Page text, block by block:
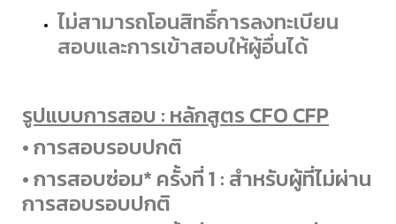
ไม่สามารถโอนสิทธิ์การลงทะเบียน
สอบและการเข้าสอบให้ผู้อื่นได้
รูปแบบการสอบ : หลักสูตร CFO CFP
• การสอบรอบปกติ
• การสอบซ่อม* ครั้งที่ 1 : สำหรับผู้ที่ไม่ผ่าน
การสอบรอบปกติ